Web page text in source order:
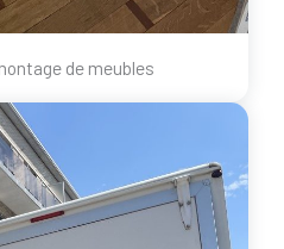
de meubles